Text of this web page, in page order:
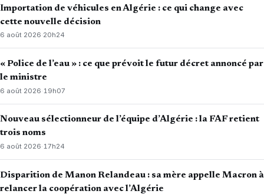
Importation de véhicules en Algérie : ce qui change avec
cette nouvelle décision
6 août 2026·20h24
« Police de l’eau » : ce que prévoit le futur décret annoncé par
le ministre
6 août 2026· 19h07
Nouveau sélectionneur de l’équipe d’Algérie : la FAF retient
trois noms
6 août 2026·17h24
Disparition de Manon Relandeau : sa mère appelle Macron à
relancer la coopération avec l’Algérie